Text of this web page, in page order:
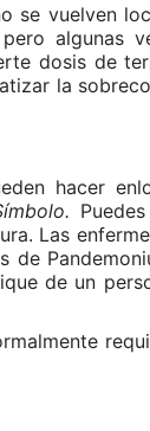
se vuelven
algunas
dosis de
la
hacer
Las
de un